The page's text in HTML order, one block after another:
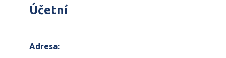
Účetní
Adresa: